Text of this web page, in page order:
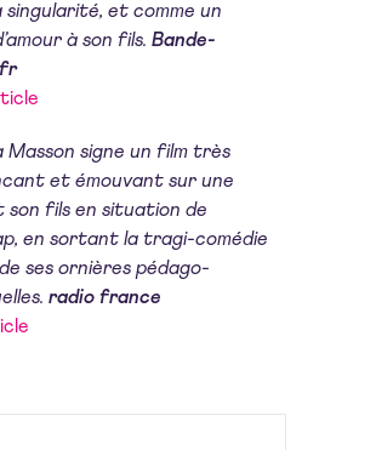
singularité, et comme un
à son fils. Bande-
signe un film très
et émouvant sur une
son fils en situation de
en sortant la tragi-comédie
ses ornières pédago-
radio france